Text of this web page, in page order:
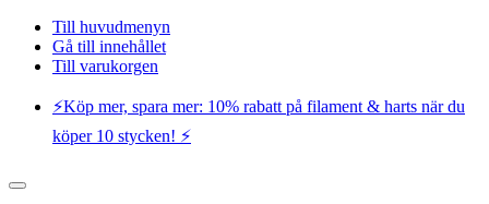
Till huvudmenyn
Gå till innehållet
Till varukorgen
⚡️Köp mer, spara mer: 10% rabatt på filament & harts när du
köper 10 stycken! ⚡️